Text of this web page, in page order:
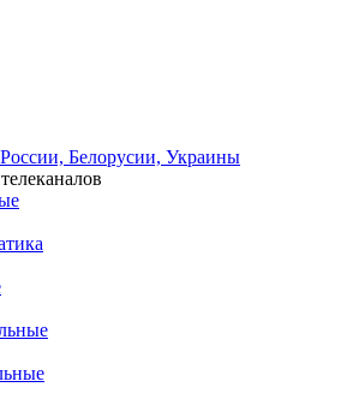
Белорусии, Украины